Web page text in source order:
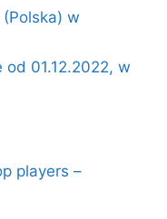
(Polska) w
od 01.12.2022, w
players –